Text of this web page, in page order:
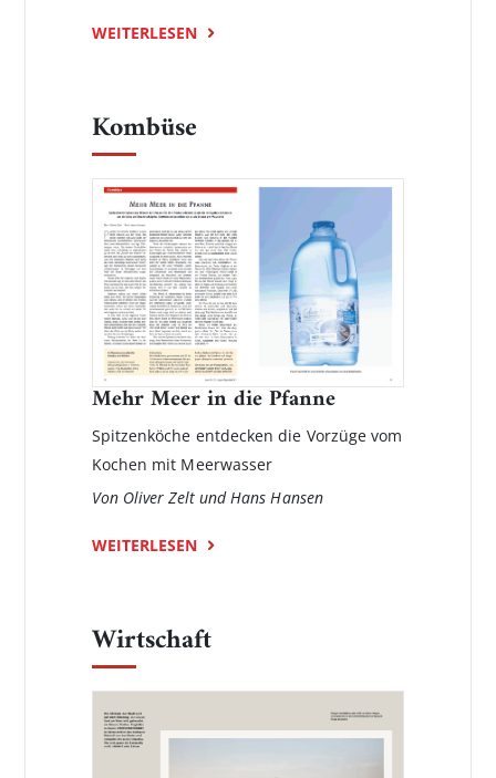
WEITERLESEN
Kombüse
Mehr Meer in die Pfanne
Spitzenköche entdecken die Vorzüge vom
Kochen mit Meerwasser
Von Oliver Zelt und Hans Hansen
WEITERLESEN
Wirtschaft